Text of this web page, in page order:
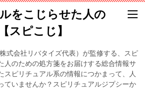
をこじらせた人の
スピこじ】
式会社リバタイズ代表）が監修する、スピ
人のための処方箋をお届けする総合情報サ
スピリチュアル系の情報につかまって、人
ていませんか？スピリチュアルジプシーか